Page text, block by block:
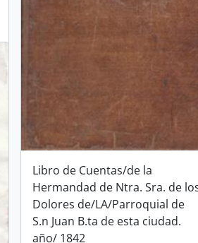
Libro de Cuentas/de la
Hermandad de Ntra. Sra. de
Dolores de/LA/Parroquial de
S.n Juan B.ta de esta ciudad.
año/ 1842